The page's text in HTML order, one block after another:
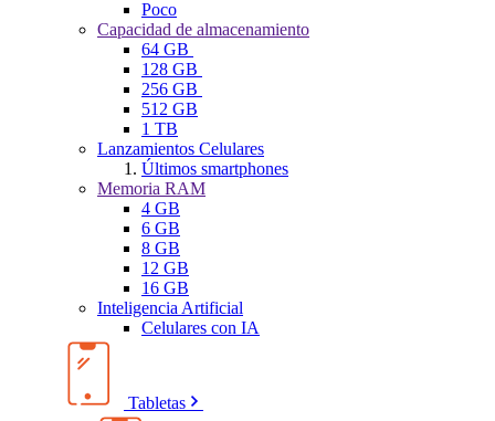
Poco
Capacidad de almacenamiento
64 GB
128 GB
256 GB
512 GB
1 TB
Lanzamientos Celulares
Últimos smartphones
Memoria RAM
4 GB
6 GB
8 GB
12 GB
16 GB
Inteligencia Artificial
Celulares con IA
Tabletas